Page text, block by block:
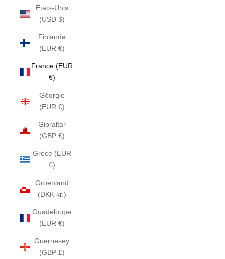
États-Unis
(USD $)
Finlande
(EUR €)
France (EUR
€)
Géorgie
(EUR €)
Gibraltar
(GBP £)
Grèce (EUR
€)
Groenland
(DKK kr.)
Guadeloupe
(EUR €)
Guernesey
(GBP £)